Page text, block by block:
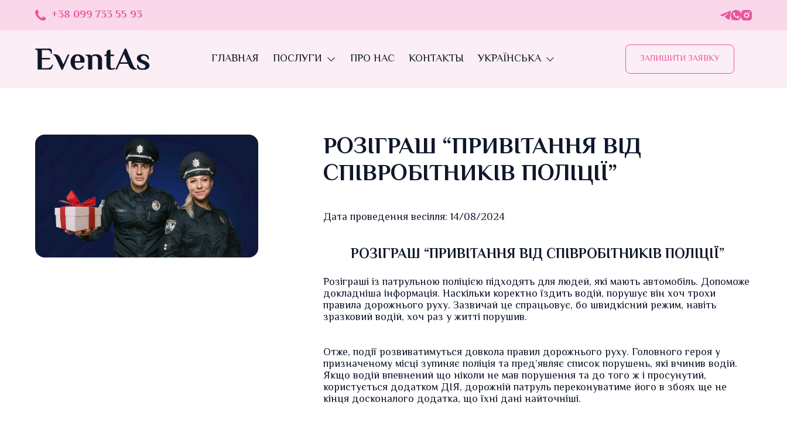
+38 099 733 55 93
ГЛАВНАЯ ПОСЛУГИ ПРО НАС КОНТАКТЫ УКРАЇНСЬКА ЗАЛИШИТИ ЗАЯВКУ
РОЗІГРАШ “ПРИВІТАННЯ ВІД
СПІВРОБІТНИКІВ ПОЛІЦІЇ”
Дата проведення весілля: 14/08/2024
РОЗІГРАШ “ПРИВІТАННЯ ВІД СПІВРОБІТНИКІВ ПОЛІЦІЇ”
Розіграші із патрульною поліцією підходять для людей, які мають автомобіль. Допоможе
докладніша інформація. Наскільки коректно їздить водій, порушує він хоч трохи
правила дорожнього руху. Зазвичай це спрацьовує, бо швидкісний режим, навіть
зразковий водій, хоч раз у житті порушив.
Отже, події розвиватимуться довкола правил дорожнього руху. Головного героя у
призначеному місці зупиняє поліція та пред’являє список порушень, які вчинив водій.
Якщо водій впевнений що ніколи не мав порушення та до того ж і просунутий,
користується додатком ДІЯ, дорожній патруль переконуватиме його в збоях ще не
кінця досконалого додатка, що їхні дані найточніші.